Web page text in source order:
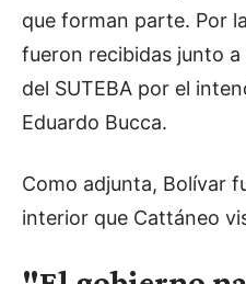
que forman parte. Por
fueron recibidas junto
del SUTEBA por el
Eduardo Bucca.
Como adjunta, Bolívar
interior que Cattáneo